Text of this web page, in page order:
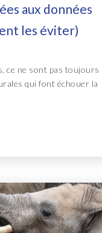
aux données
les éviter)
ce ne sont pas toujours
qui font échouer la